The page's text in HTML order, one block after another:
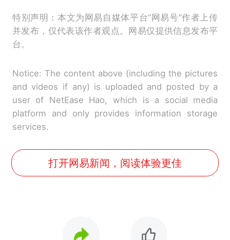
特别声明：本文为网易自媒体平台“网易号”作者上传
并发布，仅代表该作者观点。网易仅提供信息发布平
台。
Notice: The content above (including the pictures
and videos if any) is uploaded and posted by a
user of NetEase Hao, which is a social media
platform and only provides information storage
services.
打开网易新闻，阅读体验更佳